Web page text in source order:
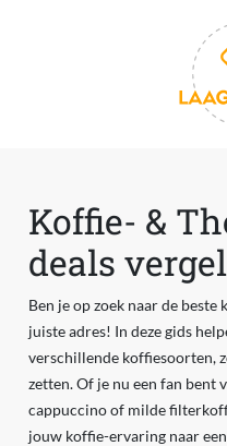
Koffie- &
deals
Ben je op zoek naar de
juiste adres! In deze gids
verschillende koffiesoorten,
zetten. Of je nu een fan bent
cappuccino of milde
jouw koffie-ervaring naar